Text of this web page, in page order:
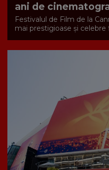
ani de
Festivalul de Film de la
mai prestigioase și celebre